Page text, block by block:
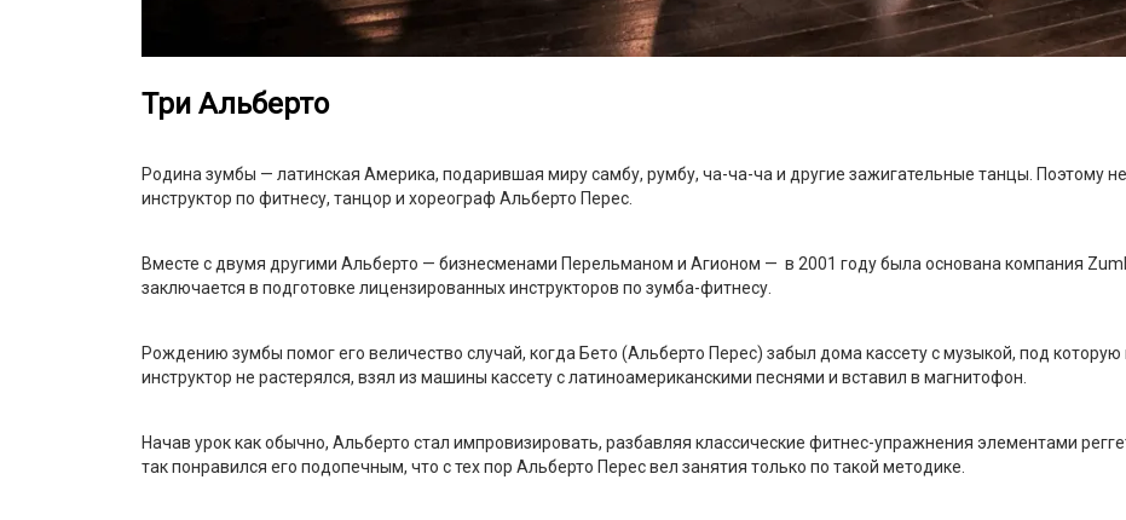
Три Альберто
Родина зумбы — латинская Америка, подарившая миру самбу, румбу, ча-ча-ча и другие зажигательные танцы. Поэтому
инструктор по фитнесу, танцор и хореограф Альберто Перес.
Вместе с двумя другими Альберто — бизнесменами Перельманом и Агионом — в 2001 году была основана компания
заключается в подготовке лицензированных инструкторов по зумба-фитнесу.
Рождению зумбы помог его величество случай, когда Бето (Альберто Перес) забыл дома кассету с музыкой, под
инструктор не растерялся, взял из машины кассету с латиноамериканскими песнями и вставил в магнитофон.
Начав урок как обычно, Альберто стал импровизировать, разбавляя классические фитнес-упражнения элементами
так понравился его подопечным, что с тех пор Альберто Перес вел занятия только по такой методике.